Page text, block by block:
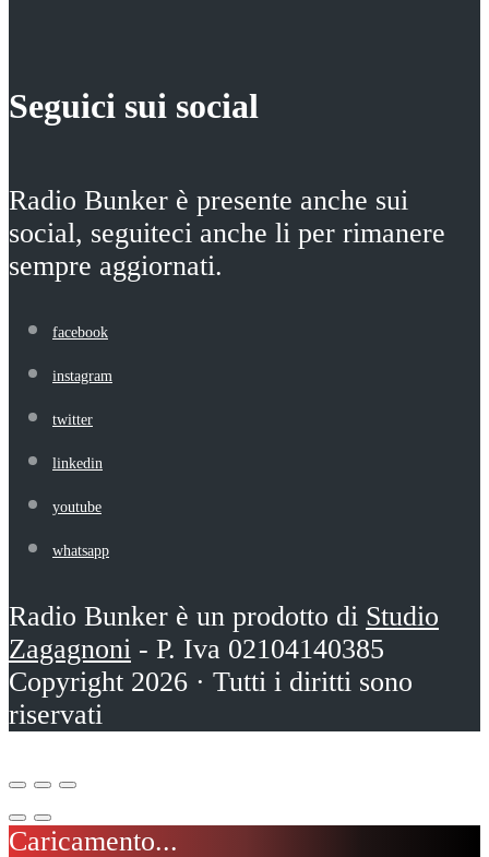
Seguici sui social
Radio Bunker è presente anche sui
social, seguiteci anche li per rimanere
sempre aggiornati.
facebook
instagram
twitter
linkedin
youtube
whatsapp
Radio Bunker è un prodotto di Studio
Zagagnoni - P. Iva 02104140385
Copyright 2026 · Tutti i diritti sono
riservati